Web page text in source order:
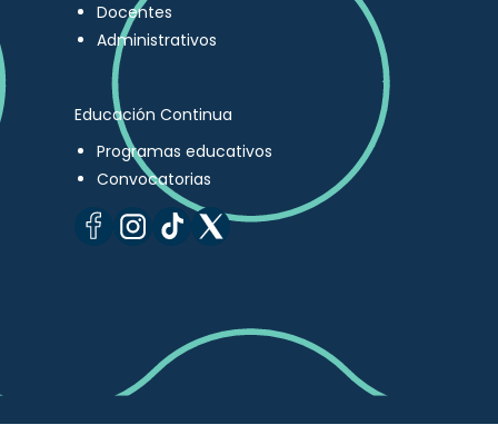
Docentes
Administrativos
Educación Continua
Programas educativos
Convocatorias